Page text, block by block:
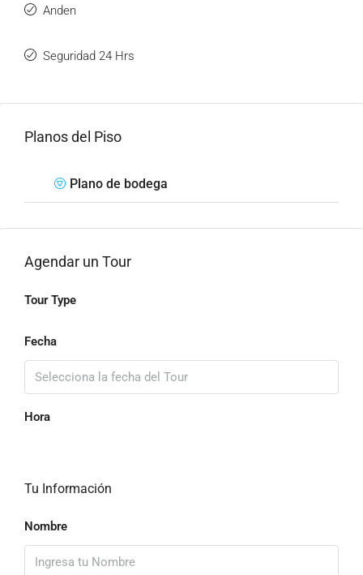
Anden
Seguridad 24 Hrs
Planos del Piso
Plano de bodega
Agendar un Tour
Tour Type
Fecha
Hora
Tu Información
Nombre